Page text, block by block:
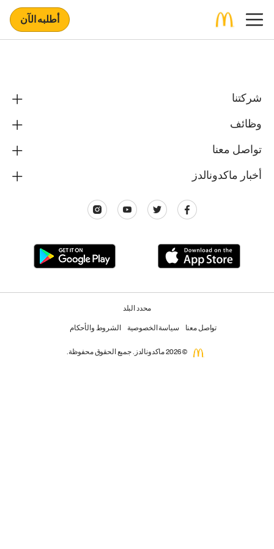
أطلبه الآن
شركتنا
وظائف
تواصل معنا
أخبار ماكدونالدز
محدد البلد
تواصل معنا سياسة الخصوصية الشروط والأحكام
© 2026 ماكدونالدز. جميع الحقوق محفوظة.